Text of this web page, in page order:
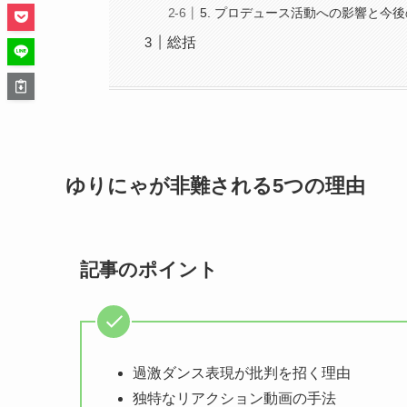
5. プロデュース活動への影響と今
総括
ゆりにゃが非難される5つの理由
記事のポイント
過激ダンス表現が批判を招く理由
独特なリアクション動画の手法